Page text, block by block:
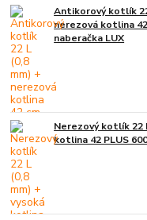
Antikorový kotlík
nerezová kotlina
naberačka LUX
Nerezový kotlík 22
kotlina 42 PLUS